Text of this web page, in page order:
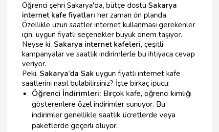
Öğrenci şehri Sakarya'da, bütçe dostu Sakarya
internet kafe fiyatları her zaman ön planda.
Özellikle uzun saatler internet kullanması gerekenler
için, uygun fiyatlı seçenekler büyük önem taşıyor.
Neyse ki, Sakarya internet kafeleri, çeşitli
kampanyalar ve saatlik indirimlerle bu ihtiyaca cevap
veriyor.
Peki, Sakarya'da Sak uygun fiyatlı internet kafe
saatlerini nasıl bulabilirsiniz? İşte birkaç ipucu:
Öğrenci İndirimleri: Birçok kafe, öğrenci kimliği
gösterenlere özel indirimler sunuyor. Bu
indirimler genellikle saatlik ücretlerde veya
paketlerde geçerli oluyor.